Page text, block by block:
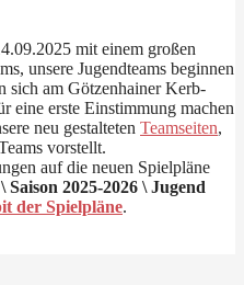
mit einem großen
unsere Jugendteams beginnen
sich am Götzenhainer Kerb-
eine erste Einstimmung machen
neu gestalteten Teamseiten,
vorstellt.
auf die neuen Spielpläne
Saison 2025-2026 \ Jugend
der Spielpläne.